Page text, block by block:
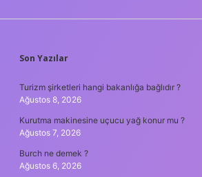
SIDEBAR
Son Yazılar
Turizm şirketleri hangi bakanlığa bağlıdır ?
Ağustos 8, 2026
Kurutma makinesine uçucu yağ konur mu ?
Ağustos 7, 2026
Burch ne demek ?
Ağustos 6, 2026